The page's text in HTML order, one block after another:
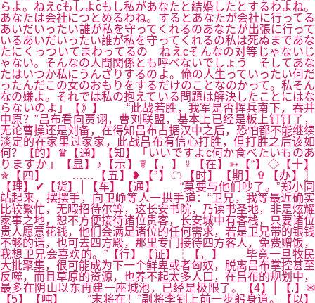
らよ。ねえcもしよcもし私があなたと結婚したとするわよね。
あなたは会社につとめるわね。するとあなたが会社に行ってる
あいだいったい誰が私を守ってくれるのあなたが出張に行って
いるあいだいったい誰が私を守ってくれるの私は死ぬまであな
たにくっついてまわってるの ねえcそんなの対等じゃないじ
ゃない。そんなの人間関係とも呼べないでしょう そしてあな
たはいつか私にうんざりするのよ。俺の人生っていったい何だ
ったんだこの女のおもりをするだけのことなのかって。私そん
なの嫌よ。それでは私の抱えている問題は解決したことにはな
らないのよ」【》】 “此战若胜，我军是否挥兵南下，吞并
中原？”吕布看向贾诩，曹刘联盟，基本上已经是板上钉钉了，
无论曹操还是刘备，在得知吕布占据汉中之后，恐怕都不能继续
淡定的在家里过家家，此战吕布有信心打胜，但打胜之后该如
何？【的】♛【通】【知】「いいですよc何か食べたいものあ
りますか」【显】♪【示】☤【，】☿【在】➳【“】◇【十】
✯【四】 ……【五】❥【”】☁【时】【期】✞【办】〗
【理】✔【货】│【车】【通】 “莫要与他们吵了。”郑小同
站起来，摆摆手，向卫峥等人一拱手道：“卫兄，我等最近确实
比较繁忙，无暇招待尔等，这长安书院，乃读书圣地，非是炫耀
家事之地，恕不方便接待诸位贵客，长安城中有客栈，只要诸位
贵人愿意花钱，他们会满足诸位的任何需求，若是卫兄带的银钱
不够的话，也可去四方殿，那里专门接待四方客人，免费赠饭，
我想卫兄会喜欢的。”【行】【证】┆【，】 毕竟一旦牧民
大批聚集，很可能成为下一个鲜卑或者匈奴，脱离吕布掌控甚至
反噬，而且草原的资源，也养不起太多人口，在吕布的规划中，
最多在阴山以东再建一座城池，已经是极限了。【4】│【.】✉
【5】【吨】 “末将在！”副将李钊上前一步躬身道。【以】